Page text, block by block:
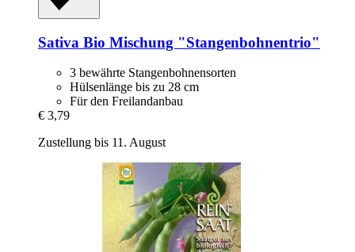
Sativa Bio Mischung "Stangenbohnentrio"
3 bewährte Stangenbohnensorten
Hülsenlänge bis zu 28 cm
Für den Freilandanbau
€ 3,79
Zustellung bis 11. August